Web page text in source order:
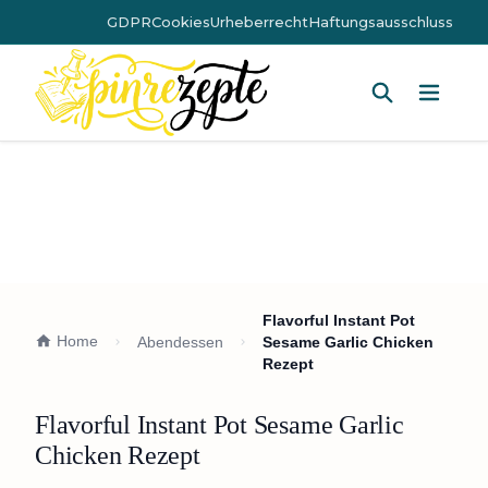
GDPRCookiesUrheberrechtHaftungsausschluss
Home Abendessen
Flavorful Instant Pot
Sesame Garlic Chicken
Rezept
Flavorful Instant Pot Sesame Garlic
Chicken Rezept